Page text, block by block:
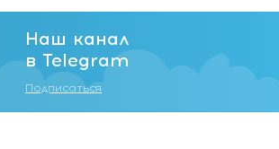
Наш канал
в Telegram
Подписаться